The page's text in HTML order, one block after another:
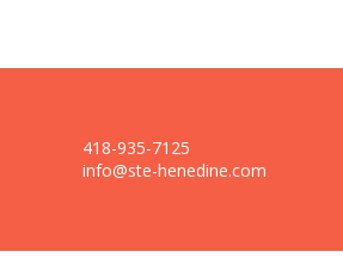
418-935-7125
info@ste-henedine.com